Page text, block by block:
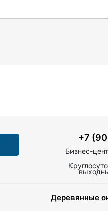
+7
Бизнес-
Деревянные